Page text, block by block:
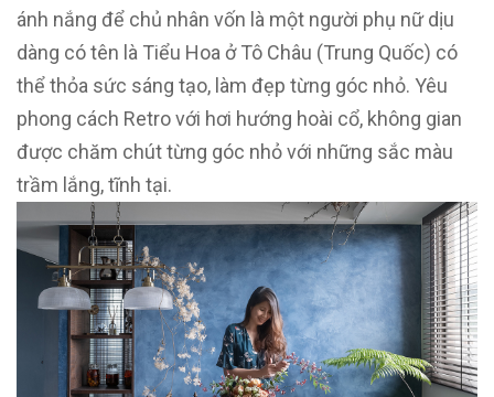
ánh nắng để chủ nhân vốn là một người phụ nữ dịu
dàng có tên là Tiểu Hoa ở Tô Châu (Trung Quốc) có
thể thỏa sức sáng tạo, làm đẹp từng góc nhỏ. Yêu
phong cách Retro với hơi hướng hoài cổ, không gian
được chăm chút từng góc nhỏ với những sắc màu
trầm lắng, tĩnh tại.